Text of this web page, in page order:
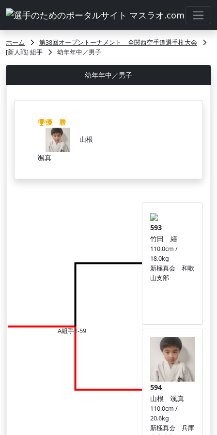
ホーム
第38回オープントーナメント 全関西空手道選手権大会
[新人戦] 組手
幼年年中／男子
幼年年中／男子
優 勝
山根
颯真
A組手1-59
593
竹田 繕
110.0cm /
18.0kg
新極真会 和歌
山支部
594
山根 颯真
110.0cm /
20.6kg
新極真会 兵庫